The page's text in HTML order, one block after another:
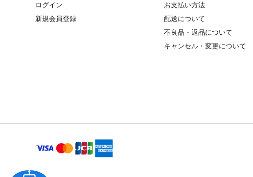
ログイン
新規会員登録
お支払い方法
配送について
不良品・返品について
キャンセル・変更について